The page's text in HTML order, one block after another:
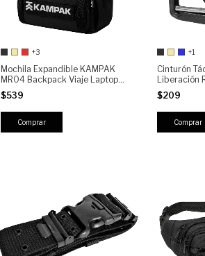
+3
Mochila Expandible KAMPAK
MR04 Backpack Viaje Laptop
Escolar Gym Outdoor
Impermeable 10cm Expandible
$539
Comprar
+1
Cinturón
Liberación
Ajustable
Militar
$209
Comprar